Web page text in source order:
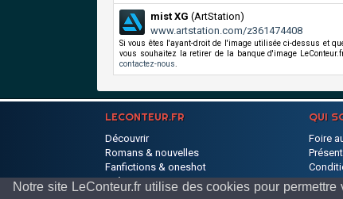
Notre site LeConteur.fr utilise des cookies pour
mist XG (ArtStation)
www.artstation.com/z361474408
Si vous êtes l'ayant-droit de l'image utilisée ci-dessus et
vous souhaitez la retirer de la banque d'image
contactez-nous
LECONTEUR.FR QUI
Découvrir
Romans & nouvelles
Fanfictions & oneshot
Poèmes
Foire